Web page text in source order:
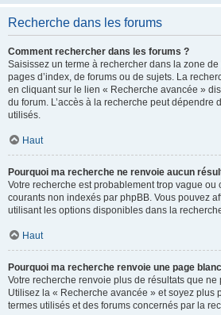
Recherche dans les forums
Comment rechercher dans les forums ?
Saisissez un terme à rechercher dans la zone
pages d’index, de forums ou de sujets. La
en cliquant sur le lien « Recherche avancée »
du forum. L’accès à la recherche peut dépendre
utilisés.
Haut
Pourquoi ma recherche ne renvoie aucun
Votre recherche est probablement trop vague
courants non indexés par phpBB. Vous pouvez
utilisant les options disponibles dans la
Haut
Pourquoi ma recherche renvoie une page
Votre recherche renvoie plus de résultats que
Utilisez la « Recherche avancée » et soyez plus
termes utilisés et des forums concernés par la